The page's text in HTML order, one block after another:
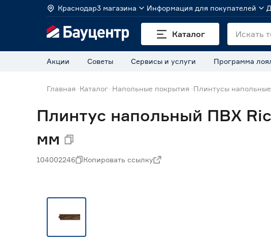
Краснодар3 магазина Информация для покупателей
Каталог
Акции Советы Сервисы и услуги Программа
Главная Каталог Напольные покрытия Плинтусы напольные
Плинтус напольный ПВХ
мм
104002246 Копировать ссылку